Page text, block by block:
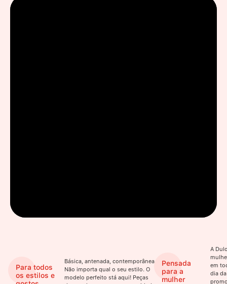
Para todos
os estilos e
Básica, antenada, contemporânea.
Não importa qual o seu estilo. O
modelo perfeito stá aqui! Peças
Pensada
para a
mulher
A
em
dia